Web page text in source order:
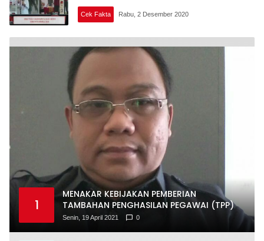
Cek Fakta Rabu, 2 Desember 2020
1
MENAKAR KEBIJAKAN PEMBERIAN
TAMBAHAN PENGHASILAN PEGAWAI (TPP)
Senin, 19 April 2021 0